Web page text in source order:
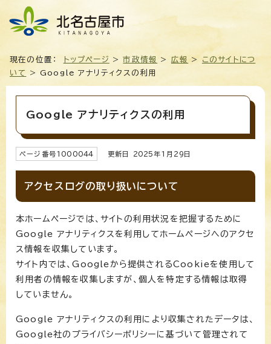
現在の位置： トップページ >市政情報 > 広報 > このサイトにつ
いて
> Google アナリティクスの利用
Google アナリティクスの利用
ページ番号1000044 更新日 2025年1月 29 日
アクセスログの取り扱いについて
本ホームページでは、サイトの利用状況を把握するために
Google アナリティクスを利用してホームページへのアクセ
ス情報を収集しています。
サイト内では、Googleから提供されるCookieを使用して
利用者の情報を収集しますが、個人を特定する情報は取得
していません。
Google アナリティクスの利用により収集されたデータは、
Google社のプライバシーポリシーに基づいて管理されて